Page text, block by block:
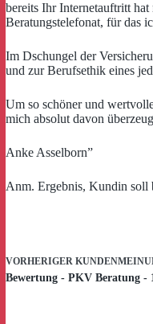
bereits Ihr Internetauftritt
Beratungstelefonat, für das
Im Dschungel der
und zur Berufsethik eines
Um so schöner und
mich absolut davon
Anke Asselborn”
Anm. Ergebnis, Kundin soll
VORHERIGER
Bewertung - PKV Beratung -